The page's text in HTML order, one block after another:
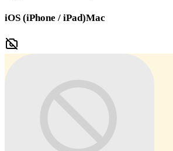
iOS (iPhone / iPad)Mac